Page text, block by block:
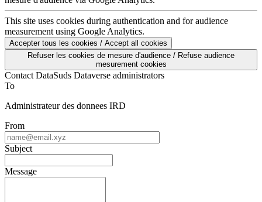
This site uses cookies during authentication and for audience
measurement using Google Analytics.
Accepter tous les cookies / Accept all cookies
Refuser les cookies de mesure d'audience / Refuse audience
mesurement cookies
Contact DataSuds Dataverse administrators
To
Administrateur des donnees IRD
From
Subject
Message